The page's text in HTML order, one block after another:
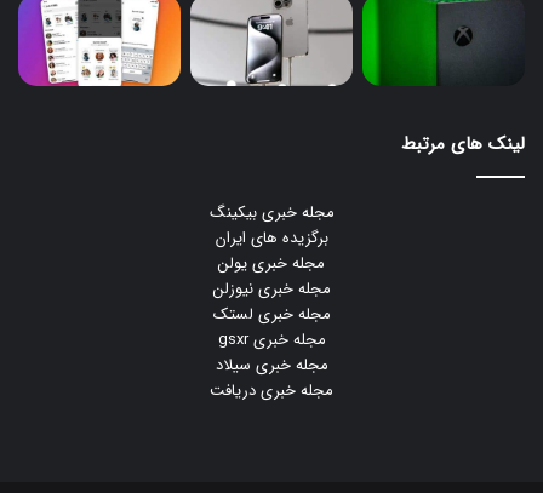
لینک های مرتبط
مجله خبری بیکینگ
برگزیده های ایران
مجله خبری یولن
مجله خبری نیوزلن
مجله خبری لستک
مجله خبری gsxr
مجله خبری سیلاد
مجله خبری دریافت